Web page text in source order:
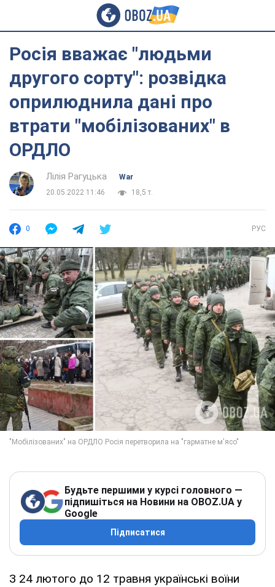
Росія вважає "людьми
другого сорту": розвідка
оприлюднила дані про
втрати "мобілізованих" в
ОРДЛО
Лілія Рагуцька
War
20.05.2022 11:46
18,5 т.
0 РУС
Будьте першими у курсі головного —
підпишіться на Новини на OBOZ.UA у
Google
Підписатися
З 24 лютого до 12 травня українські воїни